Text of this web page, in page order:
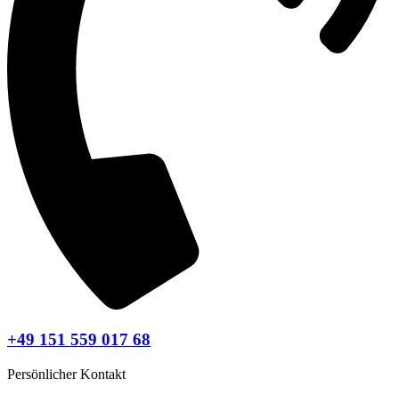
+49 151 559 017 68
Persönlicher Kontakt